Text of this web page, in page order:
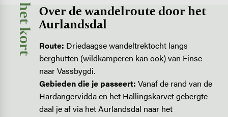
In het kort Over de wandelroute door het
Aurlandsdal
Route: Driedaagse wandeltrektocht langs
berghutten (wildkamperen kan ook) van Finse
naar Vassbygdi.
Gebieden die je passeert: Vanaf de rand van de
Hardangervidda en het Hallingskarvet gebergte
daal je af via het Aurlandsdal naar het